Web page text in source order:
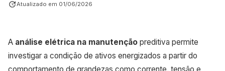
Atualizado em 01/06/2026
A análise elétrica na manutenção preditiva permite
investigar a condição de ativos energizados a partir do